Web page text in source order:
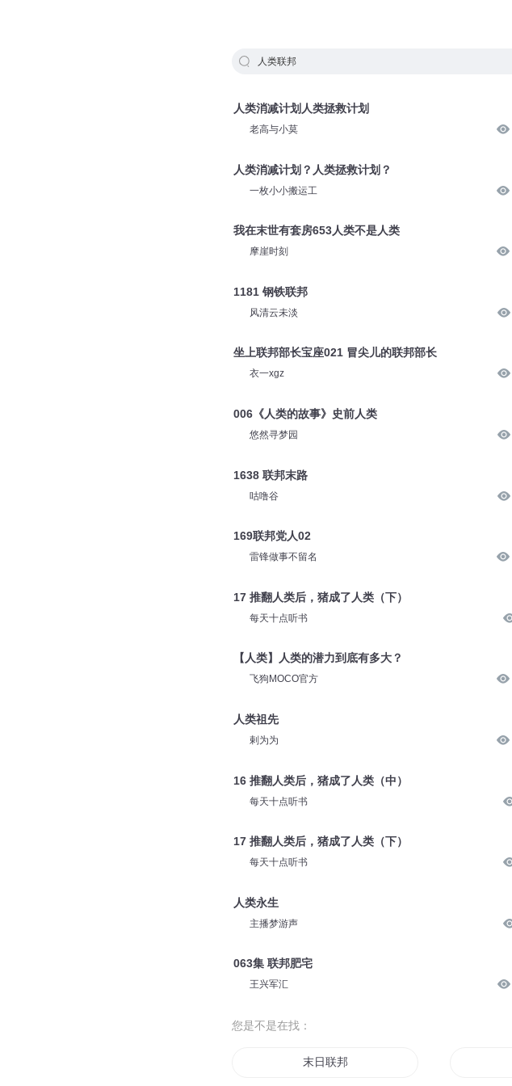
人类联邦
人类消减计划人类拯救计划
老高与小莫
人类消减计划？人类拯救计划？
一枚小小搬运工
我在末世有套房653人类不是人类
摩崖时刻
1181 钢铁联邦
风清云未淡
坐上联邦部长宝座021 冒尖儿的联邦部长
衣一xgz
006《人类的故事》史前人类
悠然寻梦园
1638 联邦末路
咕噜谷
169联邦党人02
雷锋做事不留名
17 推翻人类后，猪成了人类（下）
每天十点听书
【人类】人类的潜力到底有多大？
飞狗MOCO官方
人类祖先
剌为为
16 推翻人类后，猪成了人类（中）
每天十点听书
17 推翻人类后，猪成了人类（下）
每天十点听书
人类永生
主播梦游声
063集 联邦肥宅
王兴军汇
您是不是在找：
末日联邦